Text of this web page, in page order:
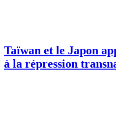
Taïwan et le Japon
à la répression